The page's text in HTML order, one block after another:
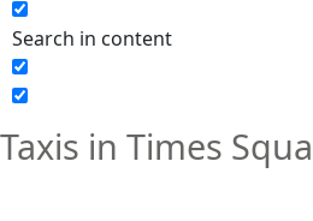
Search in content
Taxis in Times